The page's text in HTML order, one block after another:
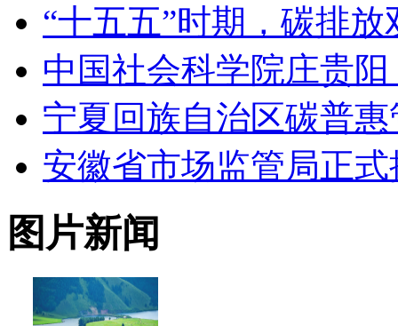
“十五五”时期，碳排
中国社会科学院庄贵
宁夏回族自治区碳普
安徽省市场监管局正
图片新闻